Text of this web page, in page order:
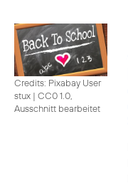
Credits: Pixabay User
stux | CC0 1.0,
Ausschnitt bearbeitet